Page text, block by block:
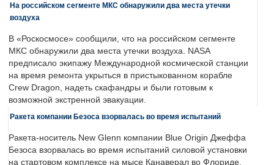
На российском сегменте МКС обнаружили два места утечки
воздуха
В «Роскосмосе» сообщили, что на российском сегменте
МКС обнаружили два места утечки воздуха. NASA
предписало экипажу Международной космической станции
на время ремонта укрыться в пристыкованном корабле
Crew Dragon, надеть скафандры и были готовым к
возможной экстренной эвакуации.
Ракета компании Безоса взорвалась во время испытаний
Ракета-носитель New Glenn компании Blue Origin Джеффа
Безоса взорвалась во время испытаний силовой установки
на стартовом комплексе на мысе Канаверал во Флориде.